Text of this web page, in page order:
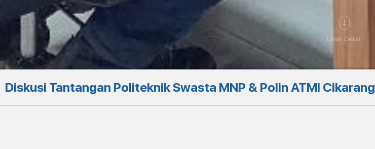
Diskusi Tantangan Politeknik Swasta MNP & Polin ATMI Cikarang